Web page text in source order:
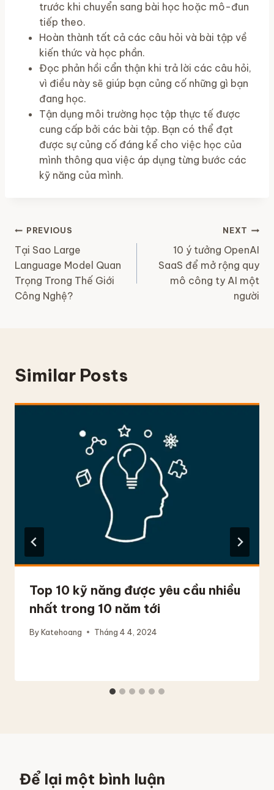
trước khi chuyển sang bài học hoặc mô-đun
tiếp theo.
Hoàn thành tất cả các câu hỏi và bài tập về
kiến ​​thức và học phần.
Đọc phản hồi cẩn thận khi trả lời các câu hỏi,
vì điều này sẽ giúp bạn củng cố những gì bạn
đang học.
Tận dụng môi trường học tập thực tế được
cung cấp bởi các bài tập. Bạn có thể đạt
được sự củng cố đáng kể cho việc học của
mình thông qua việc áp dụng từng bước các
kỹ năng của mình.
Điều
hướng
bài
PREVIOUS
Tại Sao Large
Language Model Quan
Trọng Trong Thế Giới
Công Nghệ?
NEXT
10 ý tưởng OpenAI
SaaS để mở rộng quy
mô công ty AI một
người
Similar Posts
Top 10 kỹ năng được yêu cầu nhiều
nhất trong 10 năm tới
ByKatehoang Tháng 4 4, 2024
Để lại một bình luận